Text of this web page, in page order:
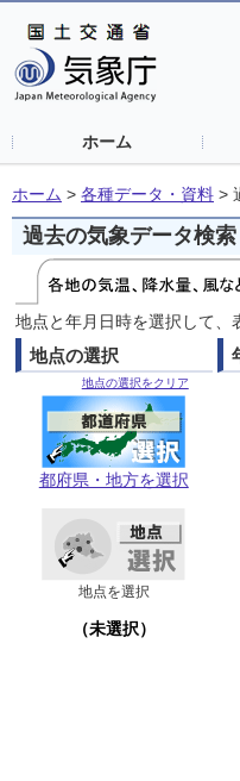
ホーム
ホーム > 各種データ・資料 >
過去の気象データ検索
地点と年月日時を選択して、
地点の選択
地点の選択をクリア
都府県・地方を選択
地点を選択
（未選択）